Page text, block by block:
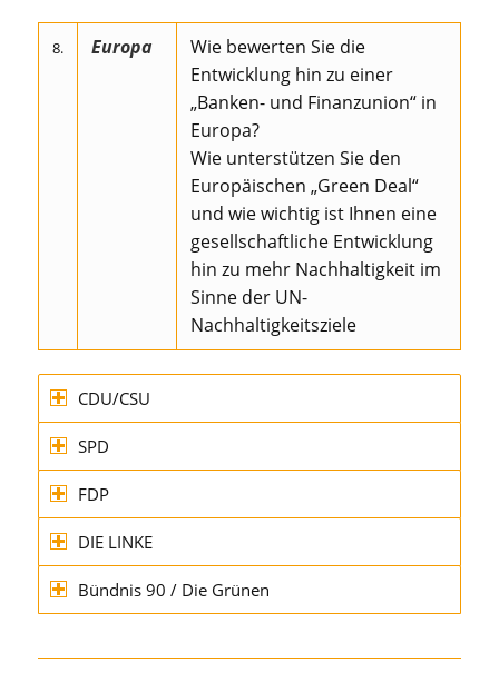
8. Europa
Wie bewerten Sie die
Entwicklung hin zu einer
„Banken- und Finanzunion“ in
Europa?
Wie unterstützen Sie den
Europäischen „Green Deal“
und wie wichtig ist Ihnen eine
gesellschaftliche Entwicklung
hin zu mehr Nachhaltigkeit im
Sinne der UN-
Nachhaltigkeitsziele
CDU/CSU
SPD
FDP
DIE LINKE
Bündnis 90 / Die Grünen